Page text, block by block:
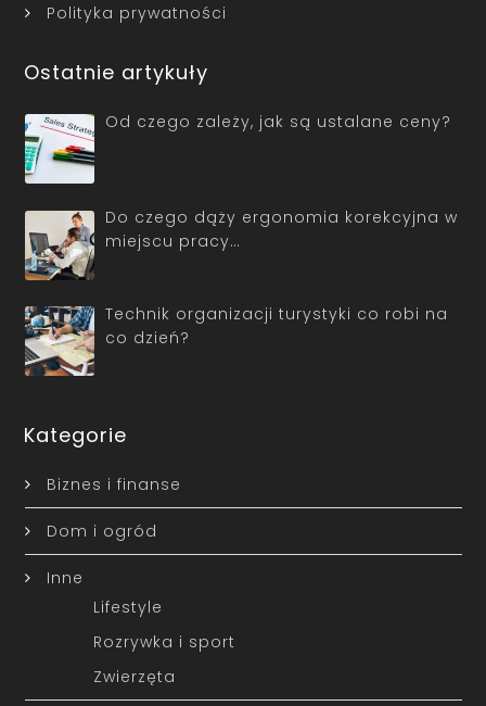
Polityka prywatności
Ostatnie artykuły
Od czego zależy, jak są ustalane ceny?
Do czego dąży ergonomia korekcyjna w
miejscu pracy…
Technik organizacji turystyki co robi na
co dzień?
Kategorie
Biznes i finanse
Dom i ogród
Inne
Lifestyle
Rozrywka i sport
Zwierzęta